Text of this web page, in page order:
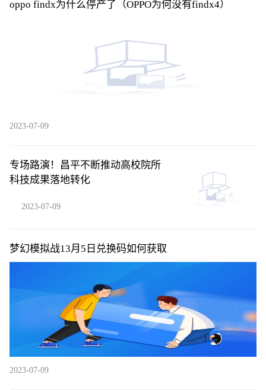
oppo findx为什么停产了（OPPO为何没有findx4）
2023-07-09
专场路演！昌平不断推动高校院所
科技成果落地转化
2023-07-09
梦幻模拟战13月5日兑换码如何获取
2023-07-09